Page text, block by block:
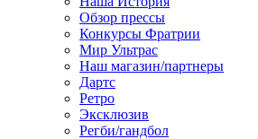
Обзор прессы
Конкурсы Фратрии
Мир Ультрас
Наш магазин/партнеры
Дартс
Ретро
Эксклюзив
Регби/гандбол